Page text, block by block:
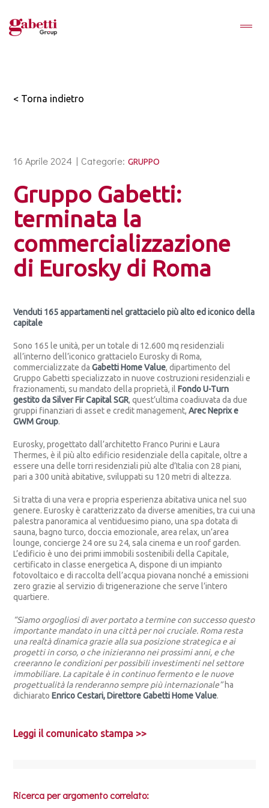
< Torna indietro
16 Aprile 2024 | Categorie: GRUPPO
Gruppo Gabetti:
terminata la
commercializzazione
di Eurosky di Roma
Venduti 165 appartamenti nel grattacielo più alto ed iconico della
capitale
Sono 165 le unità, per un totale di 12.600 mq residenziali
all’interno dell’iconico grattacielo Eurosky di Roma,
commercializzate daGabetti Home Value, dipartimento del
Gruppo Gabetti specializzato in nuove costruzioni residenziali e
frazionamenti, su mandato della proprietà, il Fondo U-Turn
gestito da Silver Fir Capital SGR, quest’ultima coadiuvata da due
gruppi finanziari di asset e credit management,Arec Neprix e
GWM Group.
Eurosky, progettato dall’architetto Franco Purini e Laura
Thermes, è il più alto edificio residenziale della capitale, oltre a
essere una delle torri residenziali più alte d’Italia con 28 piani,
pari a 300 unità abitative, sviluppati su 120 metri di altezza.
Si tratta di una vera e propria esperienza abitativa unica nel suo
genere. Eurosky è caratterizzato da diverse amenities, tra cui una
palestra panoramica al ventiduesimo piano, una spa dotata di
sauna, bagno turco, doccia emozionale, area relax, un’area
lounge, concierge 24 ore su 24, sala cinema e un roof garden.
L’edificio è uno dei primi immobili sostenibili della Capitale,
certificato in classe energetica A, dispone di un impianto
fotovoltaico e di raccolta dell’acqua piovana nonché a emissioni
zero grazie al servizio di trigenerazione che serve l’intero
quartiere.
“Siamo orgogliosi di aver portato a termine con successo questo
importante mandato in una città per noi cruciale. Roma resta
una realtà dinamica grazie alla sua posizione strategica e ai
progetti in corso, o che inizieranno nei prossimi anni, e che
creeranno le condizioni per possibili investimenti nel settore
immobiliare. La capitale è in continuo fermento e le nuove
progettualità la renderanno sempre più internazionale”ha
dichiarato Enrico Cestari, Direttore Gabetti Home Value.
Leggi il comunicato stampa >>
Ricerca per argomento correlato: